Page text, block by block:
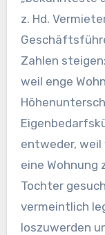
z. Hd.
Zahlen
weil enge
entweder,
eine Wohnung
Tochter
vermeintlich
loszuwerden